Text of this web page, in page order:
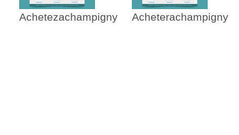
Achetezachampigny Acheterachampigny